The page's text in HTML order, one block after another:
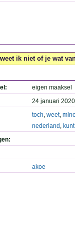
ik niet of je wat
eigen maaksel
24 januari
toch, weet,
nederland , kunt
akoe